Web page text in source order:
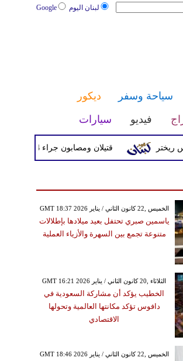
لبنان اليوم Google
سياحة وسفر
ديكور
فيديو سيارات
قتيلان ومصابون جراء 14 غارة إسرائيلية على شرق وجنوب لبنان
GMT 18:37 2026 الخميس ,22 كانون الثاني / يناير
ياسمين صبري تحتفل بعيد ميلادها بإطلالات
متنوعة تجمع بين السهرة والأزياء العملية
GMT 16:21 2026 الثلاثاء ,20 كانون الثاني / يناير
الخطيب يؤكد أن مشاركة السعودية في
دافوس تؤكد مكانتها العالمية وتحولها
الاقتصادي
GMT 18:46 2026 الخميس ,22 كانون الثاني / يناير